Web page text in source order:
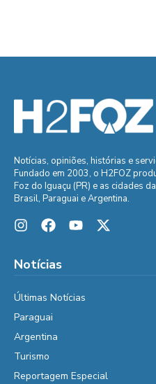
Notícias, opiniões, histórias e
Fundado em 2003, o H2FOZ
Foz do Iguaçu (PR) e as cidades
Brasil, Paraguai e Argentina.
Notícias
Últimas Notícias
Paraguai
Argentina
Turismo
Reportagem Especial